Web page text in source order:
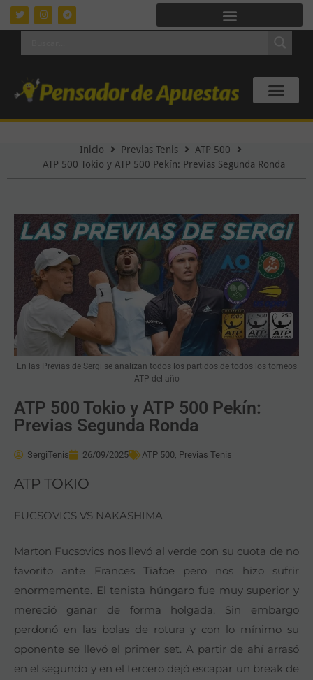
Inicio Previas Tenis
ATP 500
ATP 500 Tokio y ATP 500 Pekín: Previas Segunda Ronda
En las Previas de Sergi se analizan todos los partidos de todos los torneos
ATP del año
ATP 500 Tokio y ATP 500 Pekín:
Previas Segunda Ronda
SergiTenis 26/09/2025 ATP 500, Previas Tenis
ATP TOKIO
FUCSOVICS VS NAKASHIMA
Marton Fucsovics nos llevó al verde con su cuota de no
favorito ante Frances Tiafoe pero nos hizo sufrir
enormemente. El tenista húngaro fue muy superior y
mereció ganar de forma holgada. Sin embargo
perdonó en las bolas de rotura y con lo mínimo su
oponente se llevó el primer set. A partir de ahí arrasó
en el segundo y en el tercero dejó escapar un break de